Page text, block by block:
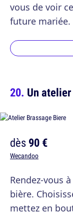
vous de voir
future mariée.
Un
dès90 €
Wecandoo
Rendez-vous
bière.
mettez en